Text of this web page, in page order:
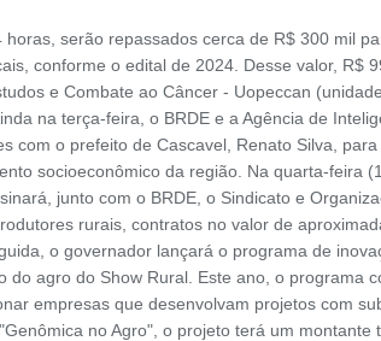
horas, serão repassados cerca de R$ 300 mil
conforme o edital de 2024. Desse valor, R$
e Combate ao Câncer - Uopeccan
na terça-feira, o BRDE e a Agência de
com o prefeito de Cascavel, Renato Silva,
socioeconômico da região. Na quarta-feira
junto com o BRDE, o Sindicato e
rurais, contratos no valor de
o governador lançará o programa de
do agro do Show Rural. Este ano, o programa
empresas que desenvolvam projetos com
no Agro", o projeto terá um